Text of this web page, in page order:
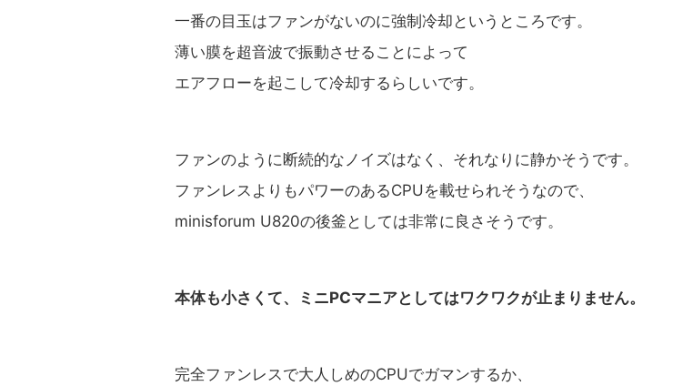
一番の目玉はファンがないのに強制冷却というところです。
薄い膜を超音波で振動させることによって
エアフローを起こして冷却するらしいです。
ファンのように断続的なノイズはなく、それなりに静かそうです。
ファンレスよりもパワーのあるCPUを載せられそうなので、
minisforum U820の後釜としては非常に良さそうです。
本体も小さくて、ミニPCマニアとしてはワクワクが止まりません。
完全ファンレスで大人しめのCPUでガマンするか、